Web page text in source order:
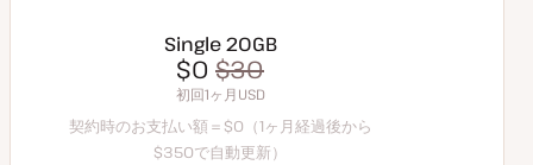
Single 20GB
契約時のお支払い額＝$0（1ヶ月経過後から$35で自動更新）
$0 $30
初回1ヶ月USD
契約時のお支払い額＝$0（1ヶ月経過後から
$350で自動更新）